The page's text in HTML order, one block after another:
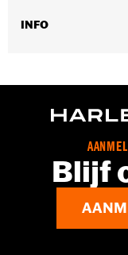
INFO
Functionele features:
GARANTIE: 2 jaar
d.com/garantie
voor
Blijf